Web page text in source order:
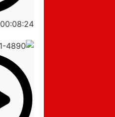
00:08:24